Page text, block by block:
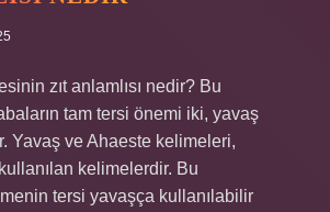
zıt anlamlısı nedir? Bu
tam tersi önemi iki, yavaş
Yavaş ve Ahaeste kelimeleri,
kelimelerdir. Bu
tersi yavaşça kullanılabilir